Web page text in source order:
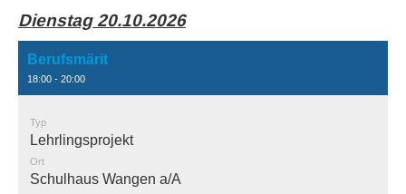
Dienstag 20.10.2026
Berufsmärit
18:00 - 20:00
Typ
Lehrlingsprojekt
Ort
Schulhaus Wangen a/A